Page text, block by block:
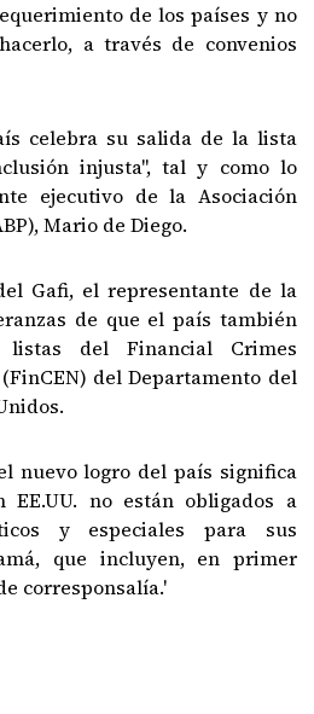
de los países y no
a través de convenios
celebra su salida de la lista
injusta", tal y como lo
ejecutivo de la Asociación
Mario de Diego.
Gafi, el representante de la
de que el país también
del Financial Crimes
del Departamento del
nuevo logro del país significa
no están obligados a
y especiales para sus
que incluyen, en primer
corresponsalía.'